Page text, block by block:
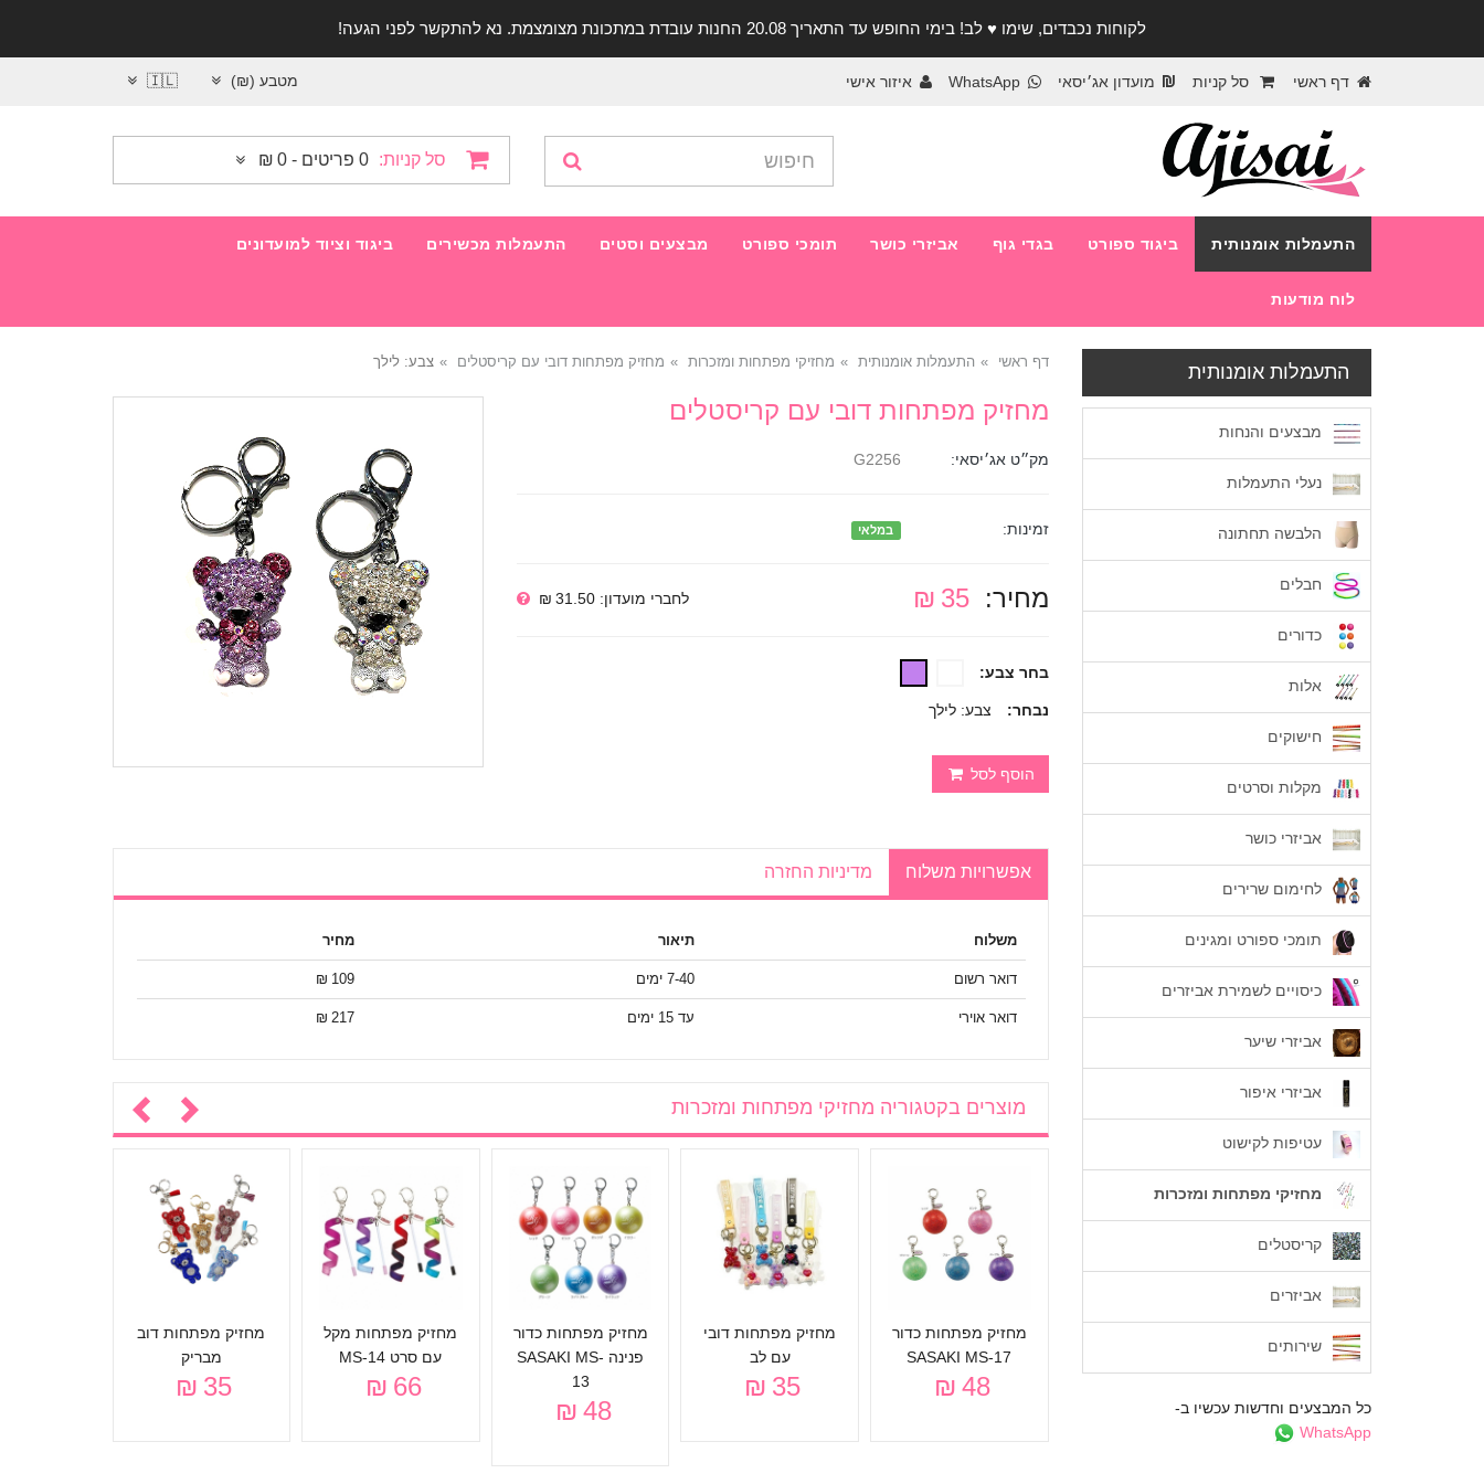
לקוחות נכבדים, שימו ♥️ לב! בימי החופש עד התאריך 20.08 החנות עובדת במתכונת מצומצמת. נא להתקשר לפני הגעה!
דף ראשי סל קניות מועדון אג׳יסאי WhatsApp איזור אישי מטבע (₪) 🇮🇱
סל קניות: 0 פריטים - 0 ₪
התעמלות אומנותית ביגוד ספורט בגדי גוף אביזרי כושר תומכי ספורט מבצעים וסטים התעמלות מכשירים ביגוד וציוד למועדונים
לוח מודעות
דף ראשי התעמלות אומנותית מחזיקי מפתחות ומזכרות מחזיק מפתחות דובי עם קריסטלים צבע: לילך
מחזיק מפתחות דובי עם קריסטלים
מק״ט אג׳יסאי:
זמינות: במלאי
מחיר: 35 ₪ לחברי מועדון: 31.50 ₪
בחר צבע:
נבחר: צבע: לילך
הוסף לסל
אפשרויות משלוח מדיניות החזרה
משלוח תיאור מחיר
דואר רשום 7-40 ימים 109 ₪
דואר אוירי עד 15 ימים 217 ₪
מוצרים בקטגוריה מחזיקי מפתחות ומזכרות
מחזיק מפתחות חבל
SASAKI MS-10
32 ₪
מחזיק מפתחות כדור
SASAKI MS-17
48 ₪
מחזיק מפתחות דובי
עם לב
35 ₪
מחזיק מפתחות כדור
פנינה SASAKI MS-
13
48 ₪
מחזיק מפתחות מקל
עם סרט MS-14
66 ₪
מחזיק מפתחות דוב
מבריק
35 ₪
התעמלות אומנותית
מבצעים והנחות
נעלי התעמלות
הלבשה תחתונה
חבלים
כדורים
אלות
חישוקים
מקלות וסרטים
אביזרי כושר
לחימום שרירים
תומכי ספורט ומגינים
כיסויים לשמירת אביזרים
אביזרי שיער
אביזרי איפור
עטיפות לקישוט
מחזיקי מפתחות ומזכרות
קריסטלים
אביזרים
שירותים
כל המבצעים וחדשות עכשיו ב-
WhatsApp